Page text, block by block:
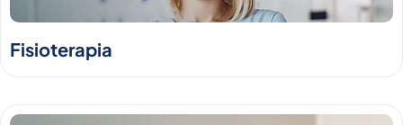
Fisioterapia